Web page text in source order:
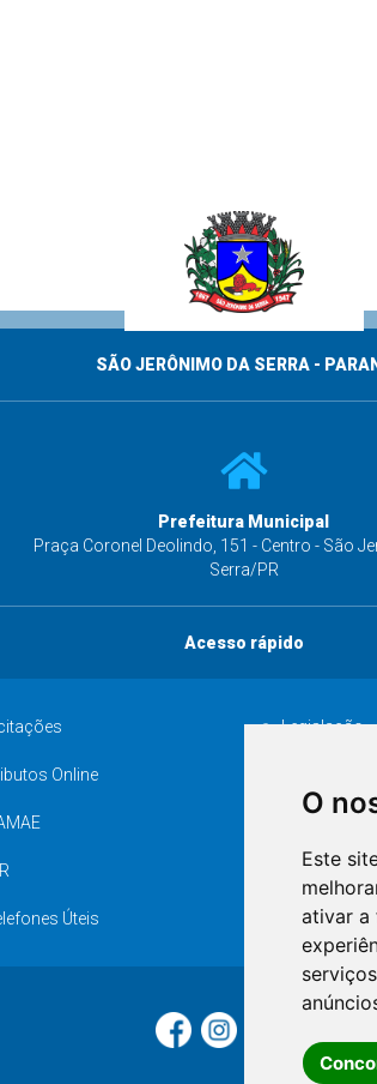
O
Este
ativar a
SÃO JERÔNIMO DA SERRA -
Prefeitura Municipal
Praça Coronel Deolindo, 151 - Centro - São
Serra/PR
Acesso rápido
Legislação
Online
Úteis